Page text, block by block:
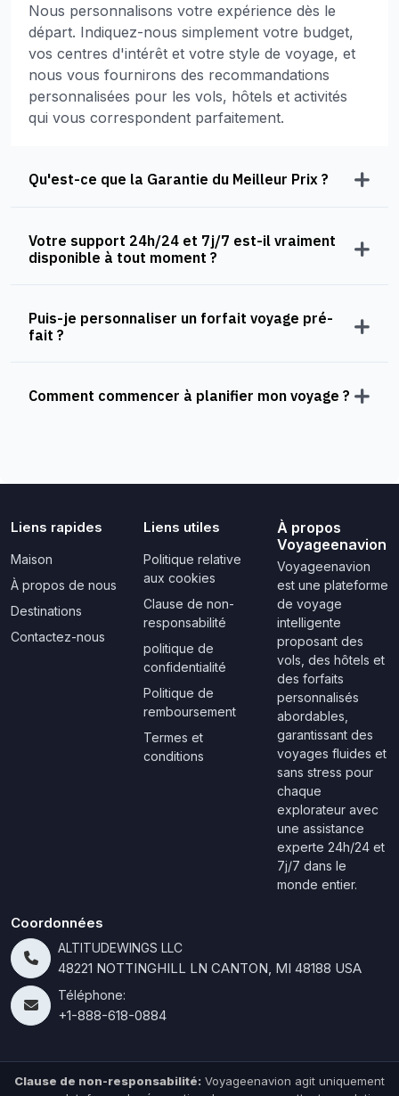
Nous personnalisons votre expérience dès le
départ. Indiquez-nous simplement votre budget,
vos centres d'intérêt et votre style de voyage, et
nous vous fournirons des recommandations
personnalisées pour les vols, hôtels et activités
qui vous correspondent parfaitement.
Qu'est-ce que la Garantie du Meilleur Prix ?
Votre support 24h/24 et 7j/7 est-il vraiment
disponible à tout moment ?
Puis-je personnaliser un forfait voyage pré-
fait ?
Comment commencer à planifier mon voyage ?
Liens rapides
Maison
À propos de nous
Destinations
Contactez-nous
Liens utiles
Politique relative
aux cookies
Clause de non-
responsabilité
politique de
confidentialité
Politique de
remboursement
Termes et
conditions
À propos
Voyageenavion
Voyageenavion
est une plateforme
de voyage
intelligente
proposant des
vols, des hôtels et
des forfaits
personnalisés
abordables,
garantissant des
voyages fluides et
sans stress pour
chaque
explorateur avec
une assistance
experte 24h/24 et
7j/7 dans le
monde entier.
Coordonnées
ALTITUDEWINGS LLC
48221 NOTTINGHILL LN CANTON, MI 48188 USA
Téléphone:
+1-888-618-0884
Clause de non-responsabilité: Voyageenavion agit uniquement